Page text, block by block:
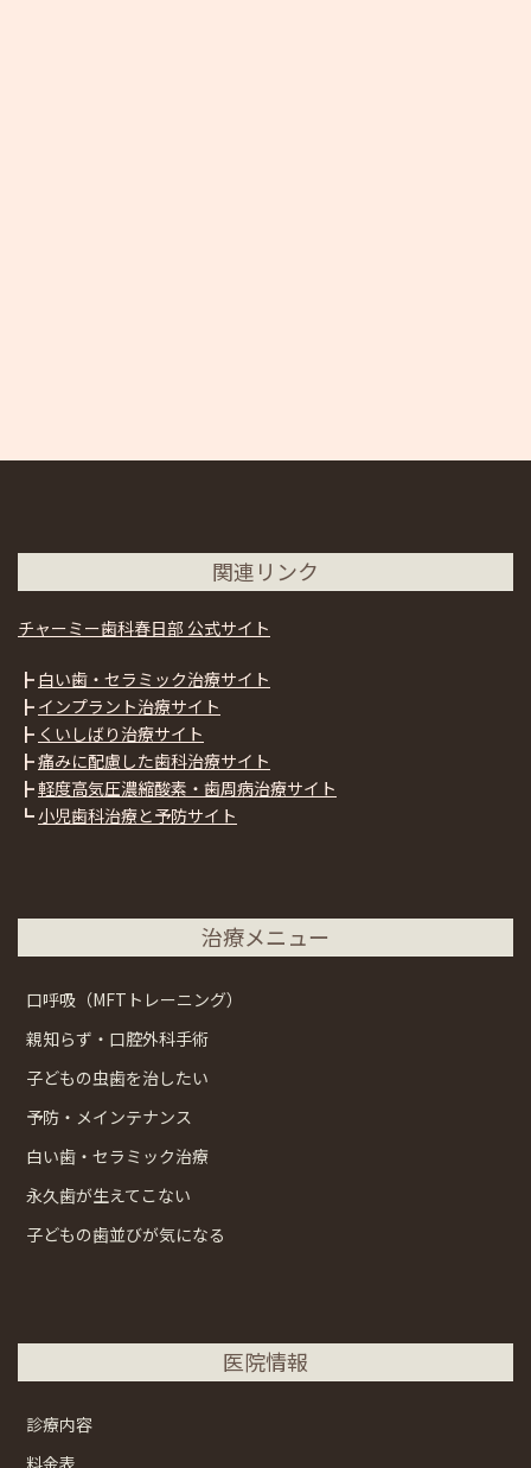
関連リンク
チャーミー歯科春日部 公式サイト
┣ 白い歯・セラミック治療サイト
┣ インプラント治療サイト
┣ くいしばり治療サイト
┣痛みに配慮した歯科治療サイト
┣軽度高気圧濃縮酸素・歯周病治療サイト
┗ 小児歯科治療と予防サイト
治療メニュー
口呼吸（MFTトレーニング）
親知らず・口腔外科手術
子どもの虫歯を治したい
予防・メインテナンス
白い歯・セラミック治療
永久歯が生えてこない
子どもの歯並びが気になる
医院情報
診療内容
料金表